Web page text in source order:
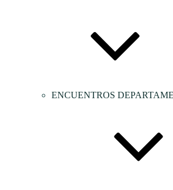
ENCUENTROS